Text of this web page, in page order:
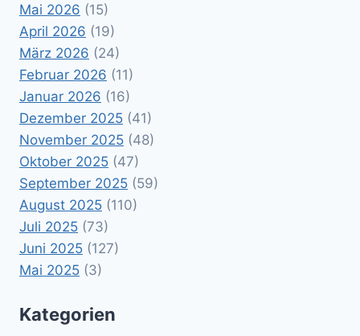
Mai 2026 (15)
April 2026 (19)
März 2026 (24)
Februar 2026 (11)
Januar 2026 (16)
Dezember 2025 (41)
November 2025 (48)
Oktober 2025 (47)
September 2025 (59)
August 2025 (110)
Juli 2025 (73)
Juni 2025 (127)
Mai 2025 (3)
Kategorien